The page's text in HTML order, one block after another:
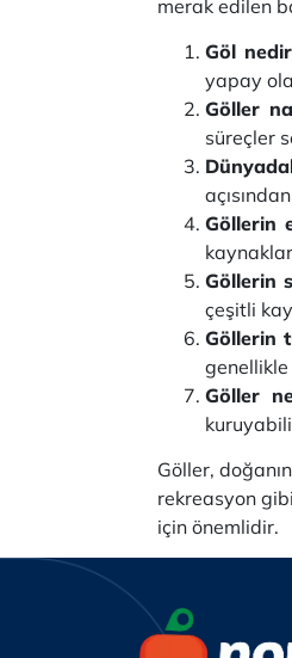
merak edilen
Göl
yapay
Göller
süreçler
Göllerin
Göllerin
çeşitli
Göllerin
Göller
Göller,
rekreasyon
için önemlidir.